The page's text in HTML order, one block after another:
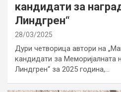
кандидати за
Линдгрен“
28/03/2025
Дури четворица автори на
кандидати за Меморијалната
Линдгрен“ за 2025 година,…